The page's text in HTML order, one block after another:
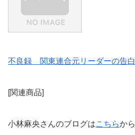
不良録 関東連合元リーダーの告白
[関連商品]
小林麻央さんのブログはこちらから